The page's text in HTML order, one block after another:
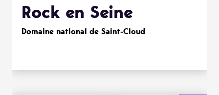
Rock en Seine
Domaine national de Saint-Cloud